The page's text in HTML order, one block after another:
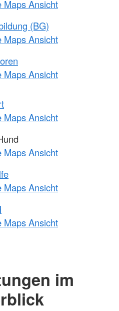
Maps Ansicht
(BG)
Maps Ansicht
Maps Ansicht
Maps Ansicht
Maps Ansicht
Maps Ansicht
Maps Ansicht
im